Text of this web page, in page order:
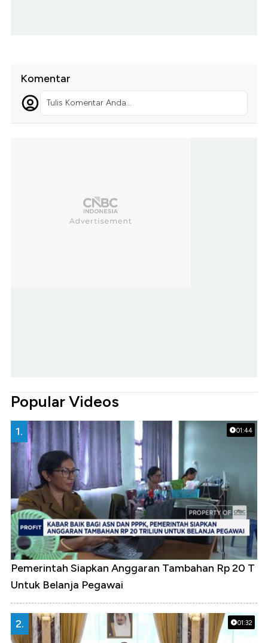
Komentar
Tulis Komentar Anda...
Popular Videos
01:44
1.
Pemerintah Siapkan Anggaran Tambahan Rp 20 T
Untuk Belanja Pegawai
01:32
2.